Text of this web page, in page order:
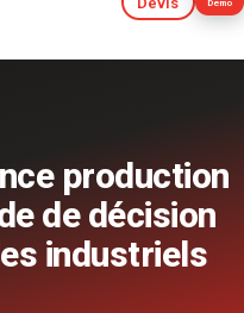
Démo
Devis Démo
production
de décision
industriels